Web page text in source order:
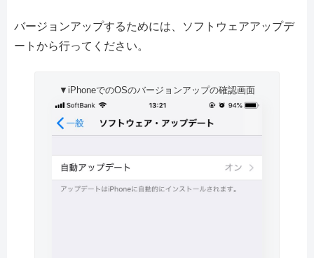
バージョンアップするためには、ソフトウェアアップデ
ートから行ってください。
▼iPhoneでのOSのバージョンアップの確認画面